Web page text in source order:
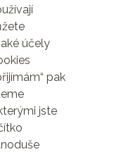
účely
pak
jste